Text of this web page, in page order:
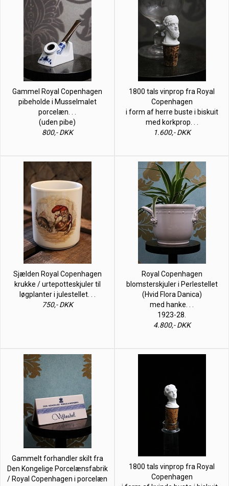
Gammel Royal Copenhagen
pibeholde i Musselmalet
porcelæn. . .
(uden pibe)
800,- DKK
1800 tals vinprop fra Royal
Copenhagen
i form af herre buste i biskuit
med korkprop. . .
1.600,- DKK
Sjælden Royal Copenhagen
krukke / urtepotteskjuler til
løgplanter i julestellet. . .
750,- DKK
Royal Copenhagen
blomsterskjuler i Perlestellet
(Hvid Flora Danica)
med hanke. . .
1923-28.
4.800,- DKK
Gammelt forhandler skilt fra
Den Kongelige Porcelænsfabrik
/ Royal Copenhagen i porcelæn
1800 tals vinprop fra Royal
Copenhagen